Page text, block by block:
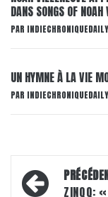
DANS SONGS OF
PAR INDIECHRONIQUEDAILY
UN HYMNE À LA VIE
PAR INDIECHRONIQUEDAILY
Navigation
ZINQQ: